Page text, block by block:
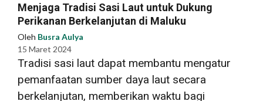
Menjaga Tradisi Sasi Laut untuk Dukung
Perikanan Berkelanjutan di Maluku
Oleh Busra Aulya
15 Maret 2024
Tradisi sasi laut dapat membantu mengatur
pemanfaatan sumber daya laut secara
berkelanjutan, memberikan waktu bagi